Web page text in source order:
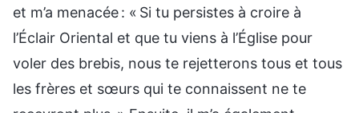
et m’a menacée : « Si tu persistes à croire à
l’Éclair Oriental et que tu viens à l’Église pour
voler des brebis, nous te rejetterons tous et tous
les frères et sœurs qui te connaissent ne te